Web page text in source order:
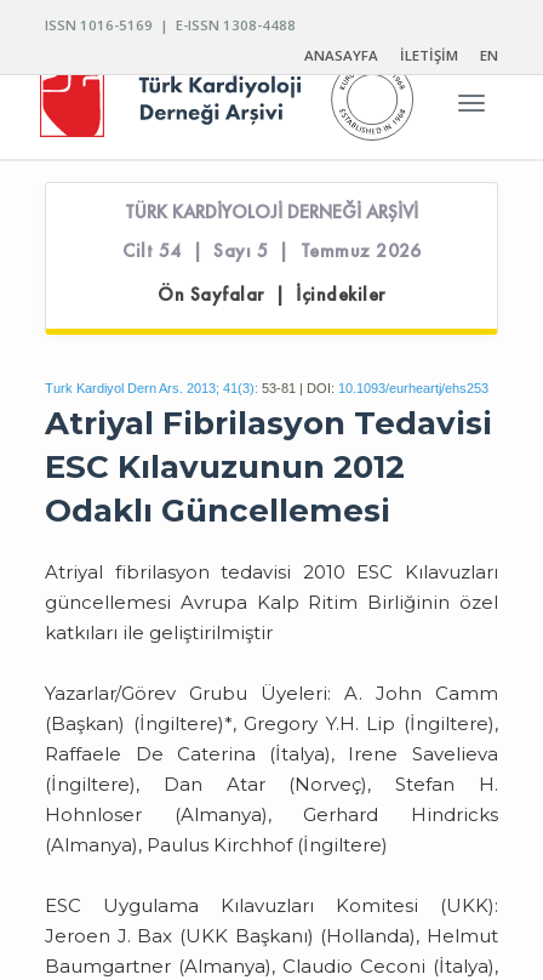
ISSN 1016-5169 | E-ISSN 1308-4488
ANASAYFA
İLETİŞİM EN
Toggle
TÜRK KARDİYOLOJİ DERNEĞİ ARŞİVİ
Cilt 54 | Sayı 5 | Temmuz 2026
Ön Sayfalar | İçindekiler
Turk Kardiyol Dern Ars. 2013; 41(3): 53-81 | DOI: 10.1093/eurheartj/ehs253
Atriyal Fibrilasyon Tedavisi
ESC Kılavuzunun 2012
Odaklı Güncellemesi
Atriyal fibrilasyon tedavisi 2010 ESC Kılavuzları
güncellemesi Avrupa Kalp Ritim Birliğinin özel
katkıları ile geliştirilmiştir
Yazarlar/Görev Grubu Üyeleri: A. John Camm
(Başkan) (İngiltere)*, Gregory Y.H. Lip (İngiltere),
Raffaele De Caterina (İtalya), Irene Savelieva
(İngiltere), Dan Atar (Norveç), Stefan H.
Hohnloser (Almanya), Gerhard Hindricks
(Almanya), Paulus Kirchhof (İngiltere)
ESC Uygulama Kılavuzları Komitesi (UKK):
Jeroen J. Bax (UKK Başkanı) (Hollanda), Helmut
Baumgartner (Almanya), Claudio Ceconi (İtalya),